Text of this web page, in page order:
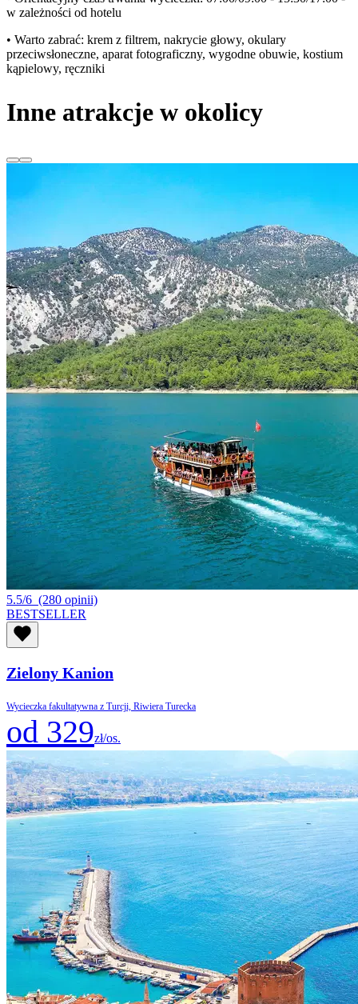
w zależności od hotelu
• Warto zabrać: krem z filtrem, nakrycie głowy, okulary
przeciwsłoneczne, aparat fotograficzny, wygodne obuwie, kostium
kąpielowy, ręczniki
Inne atrakcje w okolicy
5.5/6 (280 opinii)
BESTSELLER
Zielony Kanion
Wycieczka fakultatywna z Turcji, Riwiera Turecka
od 329zł/os.